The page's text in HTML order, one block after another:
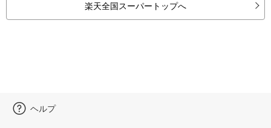
楽天全国スーパートップへ
ヘルプ